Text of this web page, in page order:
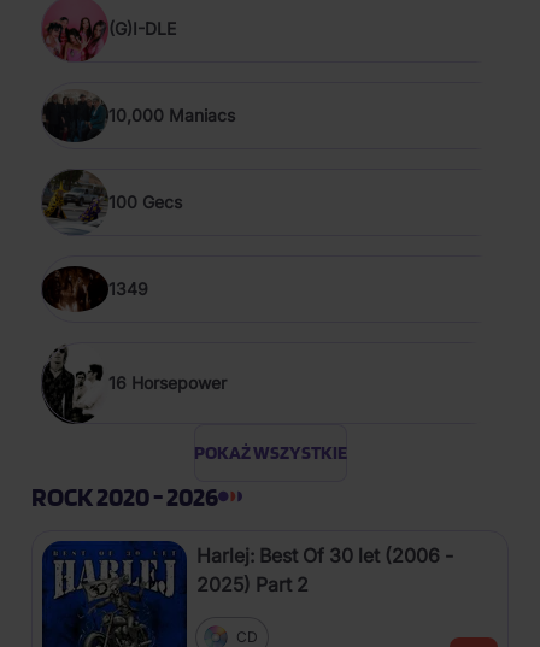
(G)I-DLE
10,000 Maniacs
100 Gecs
1349
16 Horsepower
POKAŻ WSZYSTKIE
ROCK 2020 - 2026
Harlej: Best Of 30 let (2006 -
2025) Part 2
CD